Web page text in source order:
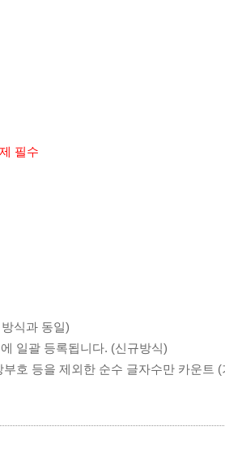
필수
식과 동일)
일괄 등록됩니다. (신규방식)
부호 등을 제외한 순수 글자수만 카운트 (